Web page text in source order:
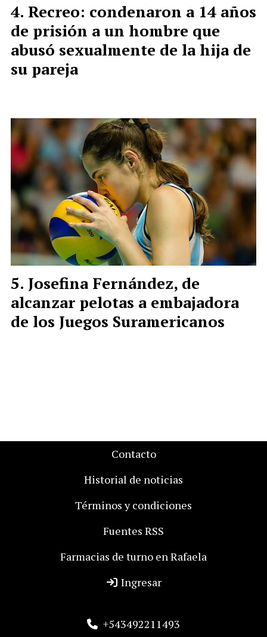
Recreo: condenaron a 14 años
de prisión a un hombre que
abusó sexualmente de la hija de
su pareja
Josefina Fernández, de
alcanzar pelotas a embajadora
de los Juegos Suramericanos
Contacto
Historial de noticias
Términos y condiciones
Fuentes RSS
Farmacias de turno en Rafaela
Ingresar
+543492211493